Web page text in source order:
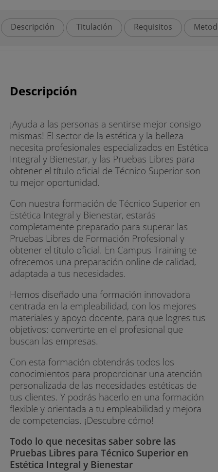
Descripción Titulación Requisitos
Descripción
¡Ayuda a las personas a sentirse mejor consigo
mismas! El sector de la estética y la belleza
necesita profesionales especializados en Estética
Integral y Bienestar, y las Pruebas Libres para
obtener el título oficial de Técnico Superior son
tu mejor oportunidad.
Con nuestra formación de Técnico Superior en
Estética Integral y Bienestar, estarás
completamente preparado para superar las
Pruebas Libres de Formación Profesional y
obtener el título oficial. En Campus Training te
ofrecemos una preparación online de calidad,
adaptada a tus necesidades.
Hemos diseñado una formación innovadora
centrada en la empleabilidad, con los mejores
materiales y apoyo docente, para que logres tus
objetivos: convertirte en el profesional que
buscan las empresas.
Con esta formación obtendrás todos los
conocimientos para proporcionar una atención
personalizada de las necesidades estéticas de
tus clientes. Y podrás hacerlo en una formación
flexible y orientada a tu empleabilidad y mejora
de competencias. ¡Descubre cómo!
Todo lo que necesitas saber sobre las
Pruebas Libres para Técnico Superior en
Estética Integral y Bienestar